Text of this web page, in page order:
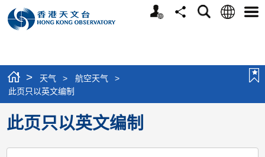
个
分
搜
语
选
> 天气 > 航空天气
>
此页只以英文编制
此页只以英文编制